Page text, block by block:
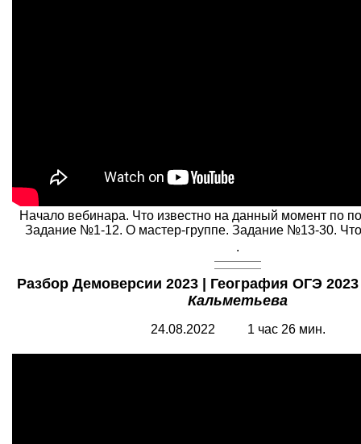
Начало вебинара. Что известно на данный момент по
Задание №1-12. О мастер-группе. Задание №13-30.
.
Разбор Демоверсии 2023 | География ОГЭ
Кальметьева
24.08.2022 1 час 26 мин.